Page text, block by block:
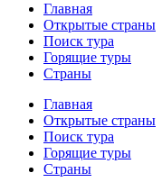
Главная
Открытые страны
Поиск тура
Горящие туры
Страны
Главная
Открытые страны
Поиск тура
Горящие туры
Страны